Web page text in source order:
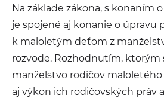
Na základe zákona, s konaním
je spojené aj konanie o úpravu
k maloletým deťom z
rozvode. Rozhodnutím, ktorým
manželstvo rodičov
aj výkon ich rodičovských práv